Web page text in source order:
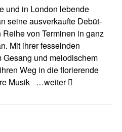
und in London lebende
seine ausverkaufte Debüt-
von Terminen in ganz
Mit ihrer fesselnden
und melodischem
Weg in die florierende
Musik …weiter